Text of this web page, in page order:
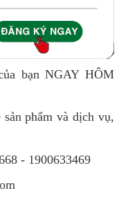
bạn NGAY HÔM
phẩm và dịch vụ,
- 1900633469